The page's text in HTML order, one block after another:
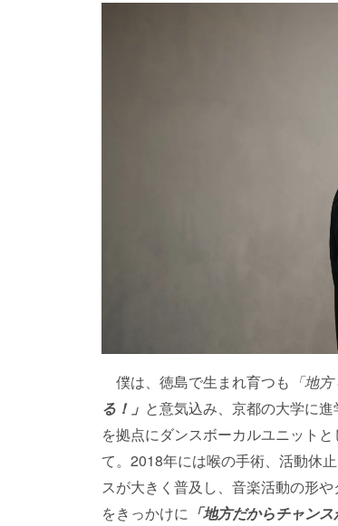
僕は、徳島で生まれ育つも 「地
る！」 と意気込み、京都の大学に
を拠点にダンスボーカルユニット
て。2018年には喉の手術、活動休
スが大きく普及し、音楽活動の形
をきっかけに 「地方だからチャンス